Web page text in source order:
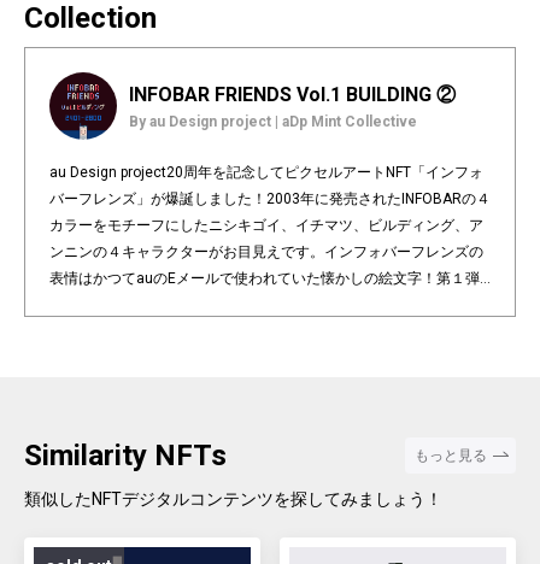
Collection
INFOBAR FRIENDS Vol.1 BUILDING ②
By au Design project | aDp Mint Collective
au Design project20周年を記念してピクセルアートNFT「インフォ
バーフレンズ」が爆誕しました！2003年に発売されたINFOBARの４
カラーをモチーフにしたニシキゴイ、イチマツ、ビルディング、ア
ンニンの４キャラクターがお目見えです。インフォバーフレンズの
表情はかつてauのEメールで使われていた懐かしの絵文字！第１弾
the INFOBAR FRIENDS' faces are nostalgic pictograms once used
in au e-mail! The first edition is a special edition with the aDp20th l
mbination patterns of "character x expression x background colo
Similarity NFTs もっと見る
類似したNFTデジタルコンテンツを探してみましょう！